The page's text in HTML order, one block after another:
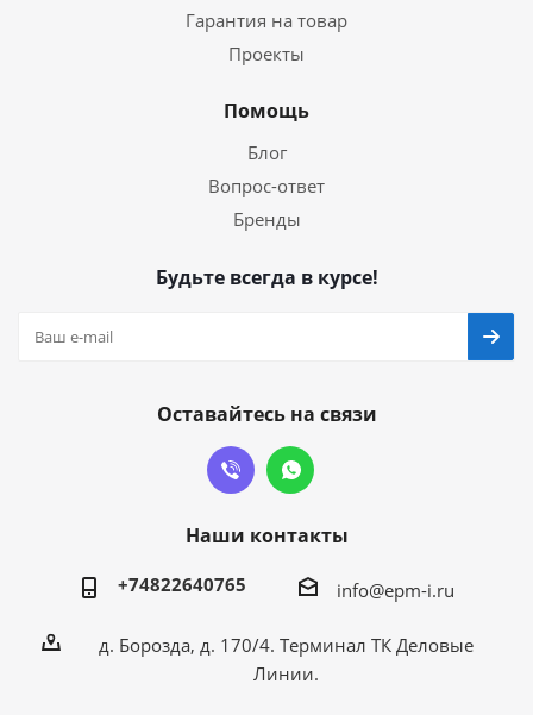
Гарантия на товар
Проекты
Помощь
Блог
Вопрос-ответ
Бренды
Будьте всегда в курсе!
Оставайтесь на связи
Наши контакты
+74822640765 info@epm-i.ru
д. Борозда, д. 170/4. Терминал ТК Деловые
Линии.